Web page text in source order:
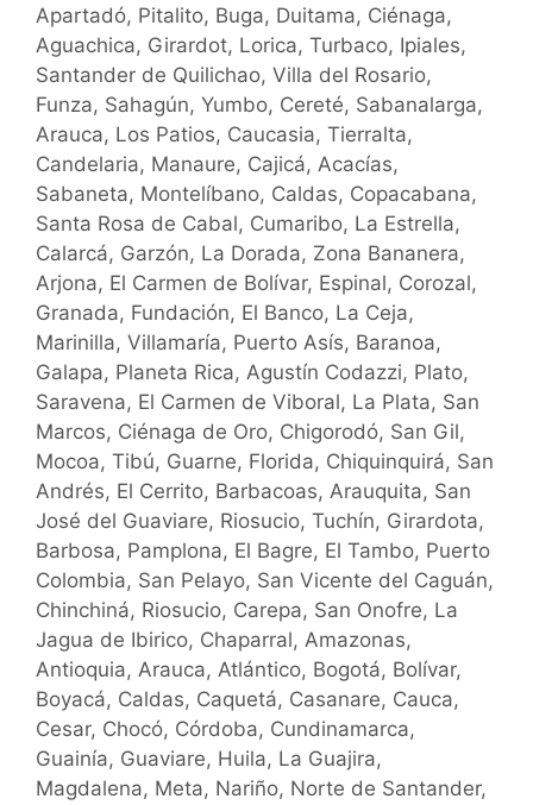
Apartadó, Pitalito, Buga, Duitama, Ciénaga,
Aguachica, Girardot, Lorica, Turbaco, Ipiales,
Santander de Quilichao, Villa del Rosario,
Funza, Sahagún, Yumbo, Cereté, Sabanalarga,
Arauca, Los Patios, Caucasia, Tierralta,
Candelaria, Manaure, Cajicá, Acacías,
Sabaneta, Montelíbano, Caldas, Copacabana,
Santa Rosa de Cabal, Cumaribo, La Estrella,
Calarcá, Garzón, La Dorada, Zona Bananera,
Arjona, El Carmen de Bolívar, Espinal, Corozal,
Granada, Fundación, El Banco, La Ceja,
Marinilla, Villamaría, Puerto Asís, Baranoa,
Galapa, Planeta Rica, Agustín Codazzi, Plato,
Saravena, El Carmen de Viboral, La Plata, San
Marcos, Ciénaga de Oro, Chigorodó, San Gil,
Mocoa, Tibú, Guarne, Florida, Chiquinquirá, San
Andrés, El Cerrito, Barbacoas, Arauquita, San
José del Guaviare, Riosucio, Tuchín, Girardota,
Barbosa, Pamplona, El Bagre, El Tambo, Puerto
Colombia, San Pelayo, San Vicente del Caguán,
Chinchiná, Riosucio, Carepa, San Onofre, La
Jagua de Ibirico, Chaparral, Amazonas,
Antioquia, Arauca, Atlántico, Bogotá, Bolívar,
Boyacá, Caldas, Caquetá, Casanare, Cauca,
Cesar, Chocó, Córdoba, Cundinamarca,
Guainía, Guaviare, Huila, La Guajira,
Magdalena, Meta, Nariño, Norte de Santander,